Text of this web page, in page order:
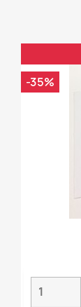
-35%